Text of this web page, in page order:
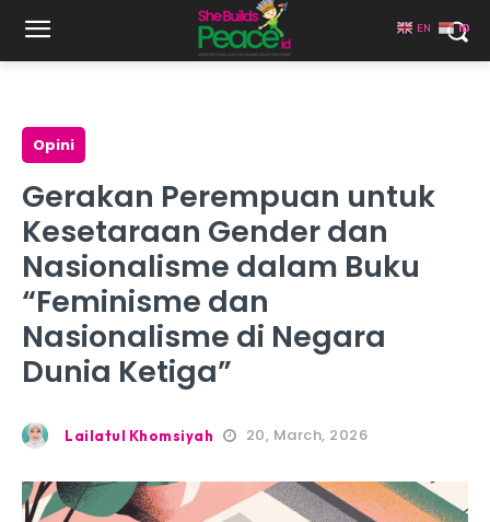
Opini
Gerakan Perempuan untuk
Kesetaraan Gender dan
Nasionalisme dalam Buku
“Feminisme dan
Nasionalisme di Negara
Dunia Ketiga”
Lailatul Khomsiyah 20, March, 2026
EN ID